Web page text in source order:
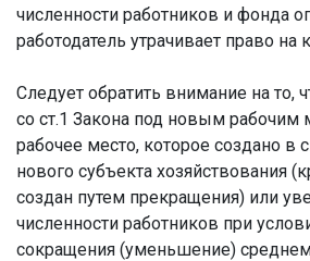
численности работников и фонда
работодатель утрачивает право
Следует обратить внимание на то,
со ст.1 Закона под новым рабочим
рабочее место, которое создано в
нового субъекта хозяйствования
создан путем прекращения) или
численности работников при
сокращения (уменьшение)